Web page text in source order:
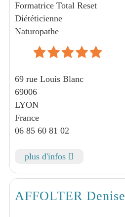
Formatrice Total Reset
Diététicienne
Naturopathe
69 rue Louis Blanc
69006
LYON
France
06 85 60 81 02
plus d'infos
AFFOLTER Denise